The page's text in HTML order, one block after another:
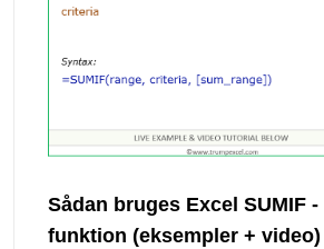
Sådan bruges Excel SUMIF -
funktion (eksempler + video)